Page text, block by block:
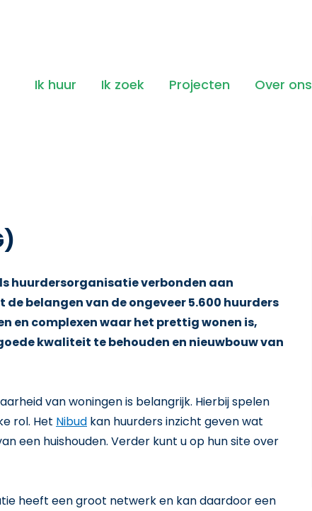
Ik huur Ik zoek Projecten Over ons
huurdersorganisatie verbonden aan
belangen van de ongeveer 5.600 huurders
en complexen waar het prettig wonen is,
kwaliteit te behouden en nieuwbouw van
van woningen is belangrijk. Hierbij spelen
rol. Het Nibud kan huurders inzicht geven wat
een huishouden. Verder kunt u op hun site over
heeft een groot netwerk en kandaardoor een